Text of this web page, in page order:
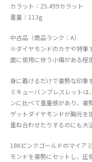
カラット：25.499カラット
重量：113g
中古品（商品ランク：A）
※ダイヤモンドのカケや特筆
面に使用に伴う小傷がある程
身に着けるだけで豪勢な印象
ミキューバンブレスレット
ンに比べて重量感があり、
ゲットダイヤモンドが胸元を
重ね合わせたりするのにも大
18Kピンクゴールドのマイア
モンドを豪勢にセットし、圧